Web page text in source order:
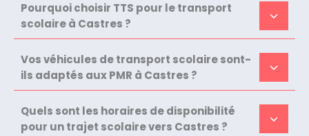
Pourquoi choisir TTS pour le transport
scolaire à Castres ?
Vos véhicules de transport scolaire sont-
ils adaptés aux PMR à Castres ?
Quels sont les horaires de disponibilité
pour un trajet scolaire vers Castres ?